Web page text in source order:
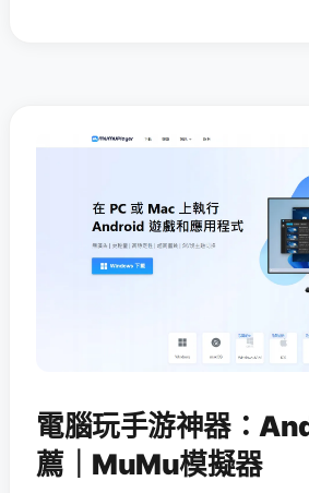
電腦玩手游神器：
薦｜MuMu模擬器